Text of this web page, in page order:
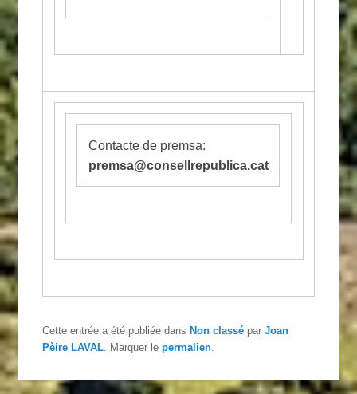
Contacte de premsa:
premsa@consellrepublica.cat
Cette entrée a été publiée dansNon classé parJoan
Pèire LAVAL . Marquer lepermalien